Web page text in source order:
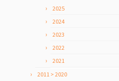
2025
2024
2023
2022
2021
2011 > 2020